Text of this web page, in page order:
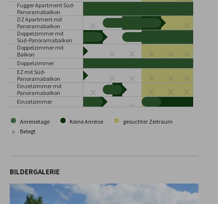
Fugger Apartment Süd-
Panoramabalkon
DZ Apartment mit
Panoramabalkon
Doppelzimmer mit
Süd-Panoramabalkon
Doppelzimmer mit
Balkon
Doppelzimmer
EZ mit Süd-
Panoramabalkon
Einzelzimmer mit
Panoramabalkon
Einzelzimmer
Anreisetage Keine Anreise gesuchter Zeitraum
× Belegt
BILDERGALERIE